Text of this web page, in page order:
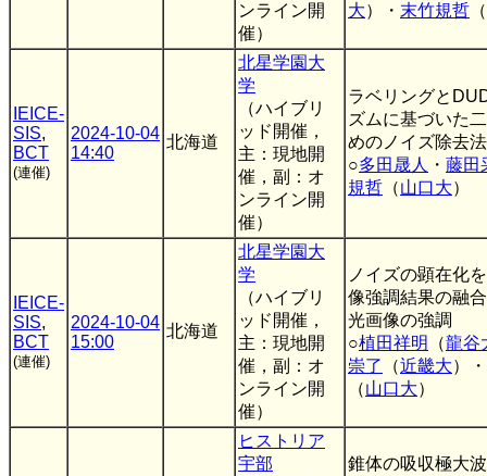
ンライン開
催）
大）・ 末竹規哲 （
IEICE-
SIS,
BCT
(連催)
2024-10-04
14:40
北海道
北星学園大
学
（ハイブリ
ッド開催，
主：現地開
催，副：オ
ンライン開
催）
ラベリングと
ズムに基づいた
めのノイズ除去
○多田晟人 ・ 藤田
規哲 （山口大）
IEICE-
SIS,
BCT
(連催)
2024-10-04
15:00
北海道
北星学園大
学
（ハイブリ
ッド開催，
主：現地開
催，副：オ
ンライン開
催）
ノイズの顕在化
像強調結果の融
光画像の強調
○植田祥明 （龍谷
崇了
（近畿大）・
（山口大）
ヒストリア
宇部
錐体の吸収極大